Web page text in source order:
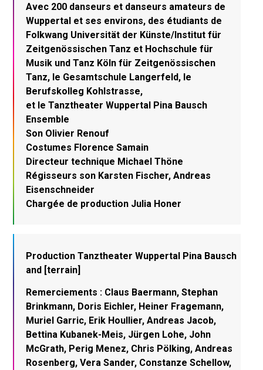
Avec 200 danseurs et danseurs amateurs de
Wuppertal et ses environs, des étudiants de
Folkwang Universität der Künste/Institut für
Zeitgenössischen Tanz et Hochschule für
Musik und Tanz Köln für Zeitgenössischen
Tanz, le Gesamtschule Langerfeld, le
Berufskolleg Kohlstrasse,
et le Tanztheater Wuppertal Pina Bausch
Ensemble
Son Olivier Renouf
Costumes Florence Samain
Directeur technique Michael Thöne
Régisseurs son Karsten Fischer, Andreas
Eisenschneider
Chargée de production Julia Honer
Production Tanztheater Wuppertal Pina Bausch
and [terrain]
Remerciements : Claus Baermann, Stephan
Brinkmann, Doris Eichler, Heiner Fragemann,
Muriel Garric, Erik Houllier, Andreas Jacob,
Bettina Kubanek-Meis, Jürgen Lohe, John
McGrath, Perig Menez, Chris Pölking, Andreas
Rosenberg, Vera Sander, Constanze Schellow,